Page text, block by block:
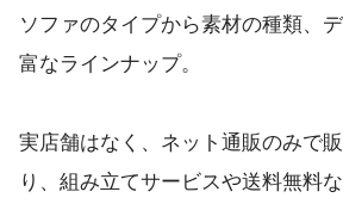
ソファのタイプから素材の種類、
富なラインナップ。
実店舗はなく、ネット通販のみで
り、組み立てサービスや送料無料